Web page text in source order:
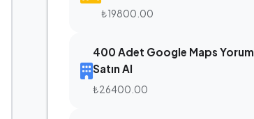
₺19800.00
400 Adet Google Maps Yorum
Satın Al
₺26400.00